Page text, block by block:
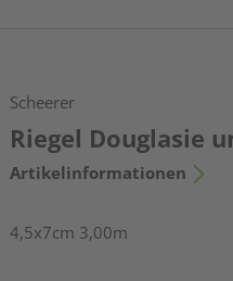
Scheerer
Riegel Douglasie
Artikelinformationen
4,5x7cm 3,00m